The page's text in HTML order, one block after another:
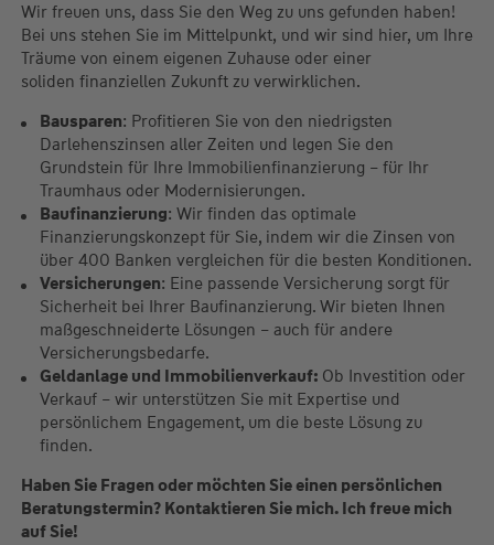
Wir freuen uns, dass Sie den Weg zu uns gefunden haben!
Bei uns stehen Sie im Mittelpunkt, und wir sind hier, um Ihre
Träume von einem eigenen Zuhause oder einer
soliden finanziellen Zukunft zu verwirklichen.
Bausparen: Profitieren Sie von den niedrigsten
Darlehenszinsen aller Zeiten und legen Sie den
Grundstein für Ihre Immobilienfinanzierung – für Ihr
Traumhaus oder Modernisierungen.
Baufinanzierung: Wir finden das optimale
Finanzierungskonzept für Sie, indem wir die Zinsen von
über 400 Banken vergleichen für die besten Konditionen.
Versicherungen: Eine passende Versicherung sorgt für
Sicherheit bei Ihrer Baufinanzierung. Wir bieten Ihnen
maßgeschneiderte Lösungen – auch für andere
Versicherungsbedarfe.
Geldanlage und Immobilienverkauf: Ob Investition oder
Verkauf – wir unterstützen Sie mit Expertise und
persönlichem Engagement, um die beste Lösung zu
finden.
Haben Sie Fragen oder möchten Sie einen persönlichen
Beratungstermin? Kontaktieren Sie mich. Ich freue mich
auf Sie!